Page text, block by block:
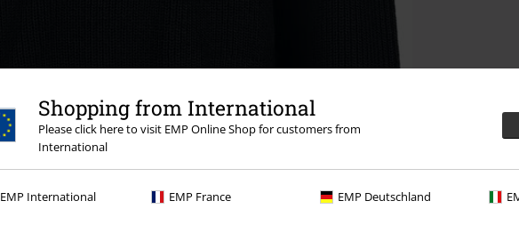
Shopping from International
Please click here to visit EMP Online Shop for customers from
International
EMP International EMP France EMP Deutschland